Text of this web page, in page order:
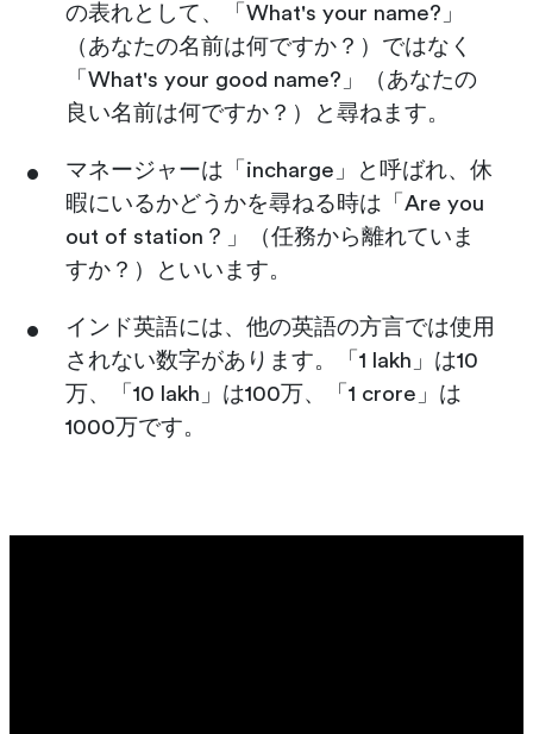
の表れとして、「What's your name?」
（あなたの名前は何ですか？）ではなく
「What's your good name?」（あなたの
良い名前は何ですか？）と尋ねます。
マネージャーは「incharge」と呼ばれ、休
暇にいるかどうかを尋ねる時は「Are you
out of station？」（任務から離れていま
すか？）といいます。
インド英語には、他の英語の方言では使用
されない数字があります。「1 lakh」は10
万、「10 lakh」は100万、「1 crore」は
1000万です。